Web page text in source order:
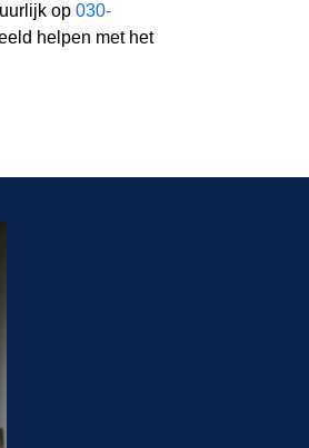
op 030-
helpen met het